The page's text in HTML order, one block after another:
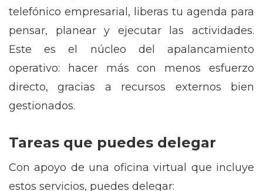
telefónico empresarial, liberas tu agenda para
pensar, planear y ejecutar las actividades.
Este es el núcleo del apalancamiento
operativo: hacer más con menos esfuerzo
directo, gracias a recursos externos bien
gestionados.
Tareas que puedes delegar
Con apoyo de una oficina virtual que incluye
estos servicios, puedes delegar: